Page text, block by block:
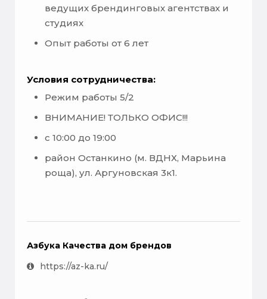
ведущих брендинговых агентствах и
студиях
Опыт работы от 6 лет
Условия сотрудничества:
Режим работы 5/2
ВНИМАНИЕ! ТОЛЬКО ОФИС!!!
с 10:00 до 19:00
район Останкино (м. ВДНХ, Марьина
роща), ул. Аргуновская 3к1.
Азбука Качества дом брендов
https://az-ka.ru/